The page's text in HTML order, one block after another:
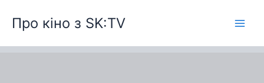
вмісту
Про кіно з SK:TV